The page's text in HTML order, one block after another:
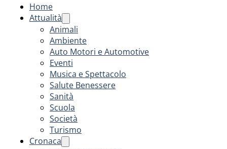
Home
Attualità
Animali
Ambiente
Auto Motori e Automotive
Eventi
Musica e Spettacolo
Salute Benessere
Sanità
Scuola
Società
Turismo
Cronaca